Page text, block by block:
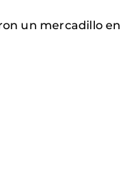
un mercadillo